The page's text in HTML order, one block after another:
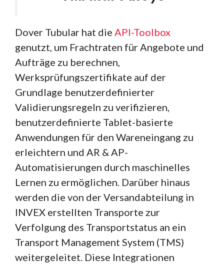
Dover Tubular hat die API-Toolbox
genutzt, um Frachtraten für Angebote und
Aufträge zu berechnen,
Werksprüfungszertifikate auf der
Grundlage benutzerdefinierter
Validierungsregeln zu verifizieren,
benutzerdefinierte Tablet-basierte
Anwendungen für den Wareneingang zu
erleichtern und AR & AP-
Automatisierungen durch maschinelles
Lernen zu ermöglichen. Darüber hinaus
werden die von der Versandabteilung in
INVEX erstellten Transporte zur
Verfolgung des Transportstatus an ein
Transport Management System (TMS)
weitergeleitet. Diese Integrationen